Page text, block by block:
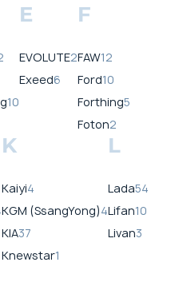
10
E
EVOLUTE2
Exeed6
F
FAW12
Ford10
Forthing5
Foton2
K
Kaiyi4
KGM (SsangYong)4
KIA37
Knewstar1
L
Lada54
Lifan10
Livan3